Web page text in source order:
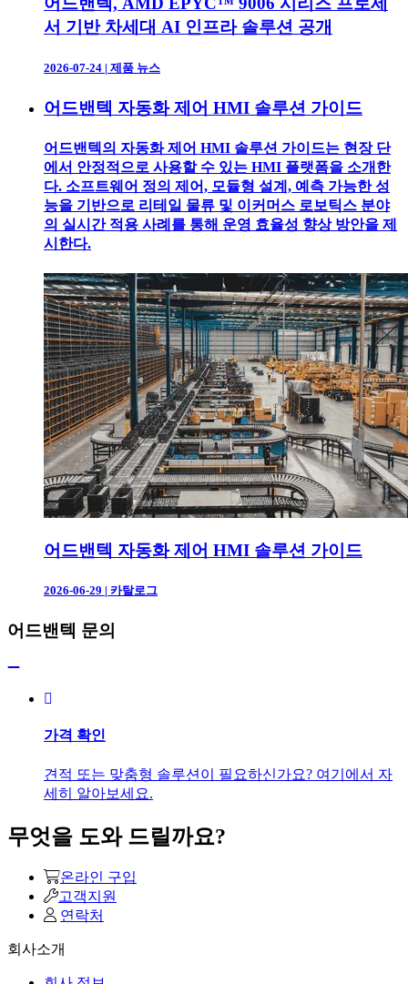
서 기반 차세대 AI 인프라 솔루션 공개
2026-07-24 | 제품 뉴스
어드밴텍 자동화 제어 HMI 솔루션 가이드
어드밴텍의 자동화 제어 HMI 솔루션 가이드는 현장 단
에서 안정적으로 사용할 수 있는 HMI 플랫폼을 소개한
다. 소프트웨어 정의 제어, 모듈형 설계, 예측 가능한 성
능을 기반으로 리테일 물류 및 이커머스 로보틱스 분야
의 실시간 적용 사례를 통해 운영 효율성 향상 방안을 제
시한다.
어드밴텍 자동화 제어 HMI 솔루션 가이드
2026-06-29 | 카탈로그
어드밴텍 문의
가격 확인
견적 또는 맞춤형 솔루션이 필요하신가요? 여기에서 자
세히 알아보세요.
무엇을 도와 드릴까요?
온라인 구입
고객지원
연락처
회사소개